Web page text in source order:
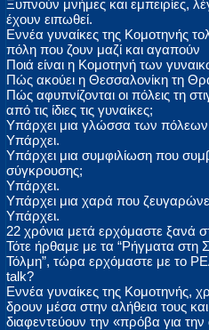
Ξυπνούν μνήμες και εμπειρίες,
έχουν ειπωθεί.
Εννέα γυναίκες της Κομοτηνής
πόλη που ζουν μαζί και αγαπούν
Ποιά είναι η Κομοτηνή των
Πώς ακούει η Θεσσαλονίκη τη
Πώς αφυπνίζονται οι πόλεις τη
από τις ίδιες τις γυναίκες;
Υπάρχει μια γλώσσα των
Υπάρχει.
Υπάρχει μια συμφιλίωση που
σύγκρουσης;
Υπάρχει.
Υπάρχει μια χαρά που
Υπάρχει.
22 χρόνια μετά ερχόμαστε ξανά
Τότε ήρθαμε με τα “Ρήγματα στη
Τόλμη”, τώρα ερχόμαστε με το
talk?
Εννέα γυναίκες της Κομοτηνής,
δρουν μέσα στην αλήθεια τους
διαφεντεύουν την «πρόβα για